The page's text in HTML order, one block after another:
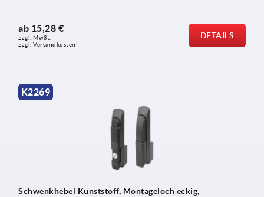
ab 15,28 €
zzgl. MwSt.
zzgl. Versandkosten
DETAILS
K2269
Schwenkhebel Kunststoff, Montageloch eckig,